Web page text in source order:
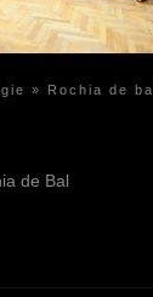
» Rochia de bal
de Bal